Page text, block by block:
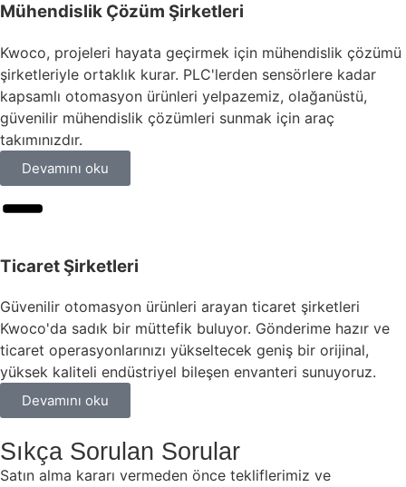
Mühendislik Çözüm Şirketleri
Kwoco, projeleri hayata geçirmek için mühendislik çözümü
şirketleriyle ortaklık kurar. PLC'lerden sensörlere kadar
kapsamlı otomasyon ürünleri yelpazemiz, olağanüstü,
güvenilir mühendislik çözümleri sunmak için araç
takımınızdır.
Devamını oku
Ticaret Şirketleri
Güvenilir otomasyon ürünleri arayan ticaret şirketleri
Kwoco'da sadık bir müttefik buluyor. Gönderime hazır ve
ticaret operasyonlarınızı yükseltecek geniş bir orijinal,
yüksek kaliteli endüstriyel bileşen envanteri sunuyoruz.
Devamını oku
Sıkça Sorulan Sorular
Satın alma kararı vermeden önce tekliflerimiz ve